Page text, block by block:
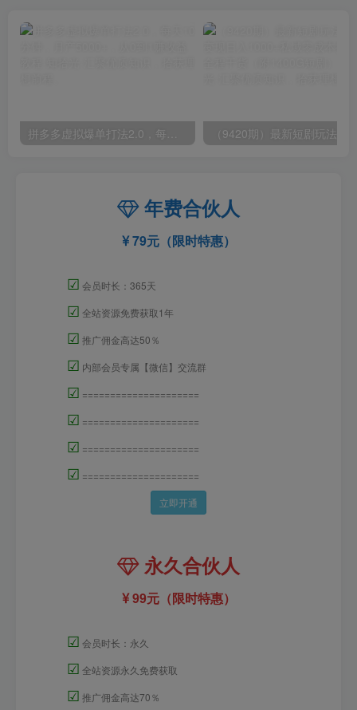
年费合伙人
79元（限时特惠）
☑ 会员时长：365天
☑ 全站资源免费获取1年
☑ 推广佣金高达50％
☑ 内部会员专属【微信】交流群
☑ =====================
☑ =====================
☑ =====================
☑ =====================
立即开通
永久合伙人
99元（限时特惠）
☑ 会员时长：永久
☑ 全站资源永久免费获取
☑ 推广佣金高达70％